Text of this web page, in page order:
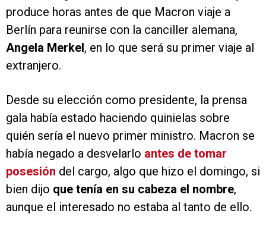
produce horas antes de que Macron viaje a
Berlín para reunirse con la canciller alemana,
Angela Merkel, en lo que será su primer viaje al
extranjero.
Desde su elección como presidente, la prensa
gala había estado haciendo quinielas sobre
quién sería el nuevo primer ministro. Macron se
había negado a desvelarlo antes de tomar
posesión del cargo, algo que hizo el domingo, si
bien dijo que tenía en su cabeza el nombre,
aunque el interesado no estaba al tanto de ello.